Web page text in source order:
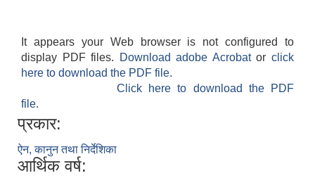
It appears your Web browser is not configured to
display PDF files.
Download adobe Acrobatorclick
here to download the PDF file.
Click here to download the PDF
file.
प्रकार:
ऐन, कानुन तथा निर्देशिका
आर्थिक वर्ष: